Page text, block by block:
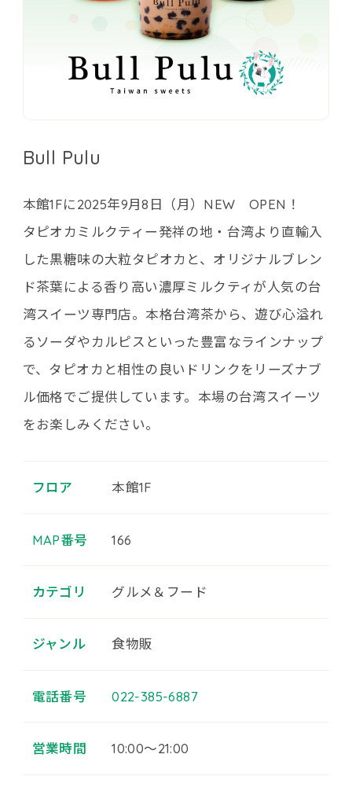
Bull Pulu
本館1Fに2025年9月8日（月）NEW OPEN！
タピオカミルクティー発祥の地・台湾より直輸入
した黒糖味の大粒タピオカと、オリジナルブレン
ド茶葉による香り高い濃厚ミルクティが人気の台
湾スイーツ専門店。本格台湾茶から、遊び心溢れ
るソーダやカルピスといった豊富なラインナップ
で、タピオカと相性の良いドリンクをリーズナブ
ル価格でご提供しています。本場の台湾スイーツ
をお楽しみください。
フロア 本館1F
MAP番号 166
カテゴリ グルメ＆フード
ジャンル 食物販
電話番号 022-385-6887
営業時間 10:00～21:00